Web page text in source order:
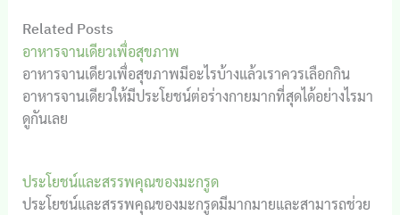
Related Posts
อาหารจานเดียวเพื่อสุขภาพ
อาหารจานเดียวเพื่อสุขภาพมีอะไรบ้างแล้วเราควรเลือกกิน
อาหารจานเดียวให้มีประโยชน์ต่อร่างกายมากที่สุดได้อย่างไรมา
ดูกันเลย
ประโยชน์และสรรพคุณของมะกรูด
ประโยชน์และสรรพคุณของมะกรูดมีมากมายและสามารถช่วย